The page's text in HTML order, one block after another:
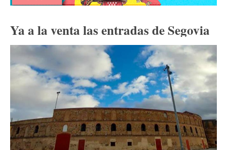
Ya a la venta las entradas de Segovia